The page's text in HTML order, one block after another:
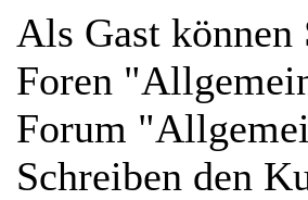
Als Gast
Foren
Forum
Schreiben den